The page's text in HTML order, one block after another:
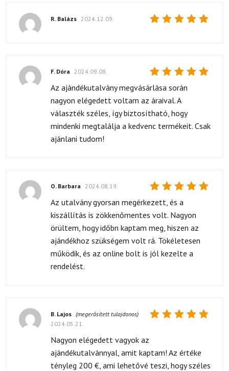
R. Balázs 2024.12.09.
Értékelés:
F. Dóra 2024.09.08.
Az ajándékutalvány megvásárlása során
nagyon elégedett voltam az áraival. A
választék széles, így biztosítható, hogy
mindenki megtalálja a kedvenc termékeit. Csak
ajánlani tudom!
Értékelés:
/ 5
O. Barbara 2024.08.19.
Az utalvány gyorsan megérkezett, és a
kiszállítás is zökkenőmentes volt. Nagyon
örültem, hogy időbn kaptam meg, hiszen az
ajándékhoz szükségem volt rá. Tökéletesen
működik, és az online bolt is jól kezelte a
rendelést.
B. Lajos (megerősített tulajdonos)
2024.05.21.
Nagyon elégedett vagyok az
ajándékutalvánnyal, amit kaptam! Az értéke
tényleg 200 €, ami lehetővé teszi, hogy széles